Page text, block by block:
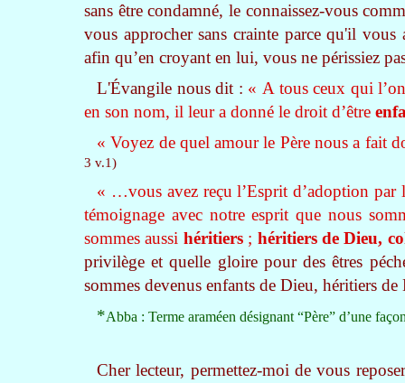
sans être condamné, le connaissez-vous
vous approcher sans crainte parce qu'il
afin qu’en croyant en lui, vous ne périssiez
L'Évangile nous dit : « A tous ceux qui
en son nom, il leur a donné le droit d’être
« Voyez de quel amour le Père nous a fait
3 v.1)
« …vous avez reçu l’Esprit d’adoption par
témoignage avec notre esprit que nous
sommes aussi héritiers; héritiers de Dieu,
privilège et quelle gloire pour des êtres
sommes devenus enfants de Dieu, héritiers
*Abba : Terme araméen désignant “Père” d’une
Cher lecteur, permettez-moi de vous